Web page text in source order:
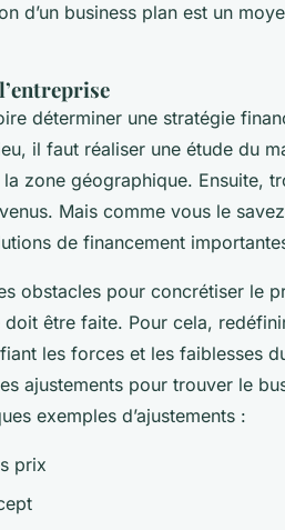
d’un business plan est un
déterminer une stratégie
il faut réaliser une étude du
la zone géographique. Ensuite,
Mais comme vous le
de financement
obstacles pour concrétiser le
être faite. Pour cela,
les forces et les faiblesses
ajustements pour trouver le
exemples d’ajustements :
prix